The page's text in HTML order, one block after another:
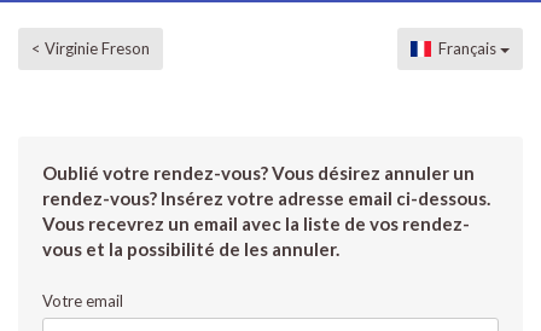
< Virginie Freson Français
Oublié votre rendez-vous? Vous désirez annuler un
rendez-vous? Insérez votre adresse email ci-dessous.
Vous recevrez un email avec la liste de vos rendez-
vous et la possibilité de les annuler.
Votre email